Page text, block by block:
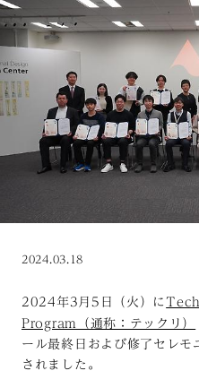
2024.03.18
2024年3月5日 （火）に
Program（通称：テックリ）
ール最終日および修了セレモ
されました。